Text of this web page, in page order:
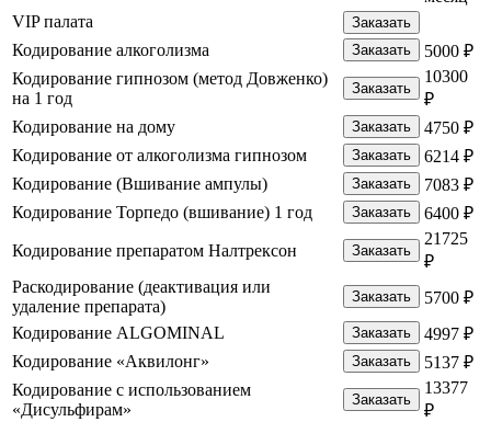
VIP палата
Заказать
Кодирование алкоголизма Заказать
5000 ₽
Кодирование гипнозом (метод Довженко)
на 1 год
Заказать
10300
₽
Кодирование на дому
Заказать
4750 ₽
Кодирование от алкоголизма гипнозом
Заказать
6214 ₽
Кодирование (Вшивание ампулы)
Заказать
7083 ₽
Кодирование Торпедо (вшивание) 1 год
Заказать
6400 ₽
Кодирование препаратом Налтрексон
Заказать
21725
₽
Раскодирование (деактивация или
удаление препарата)
Заказать
5700 ₽
Кодирование ALGOMINAL
Заказать
4997 ₽
Кодирование «Аквилонг»
Заказать
5137 ₽
Кодирование с использованием
«Дисульфирам»
Заказать
13377
₽